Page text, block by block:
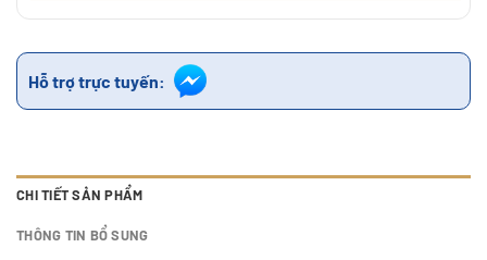
Hỗ trợ trực tuyến:
CHI TIẾT SẢN PHẨM
THÔNG TIN BỔ SUNG